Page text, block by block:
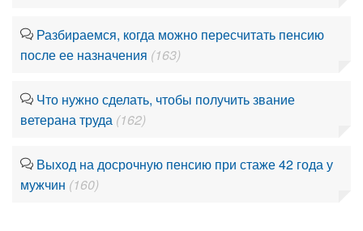
Разбираемся, когда можно пересчитать пенсию
после ее назначения (163)
Что нужно сделать, чтобы получить звание
ветерана труда (162)
Выход на досрочную пенсию при стаже 42 года у
мужчин (160)